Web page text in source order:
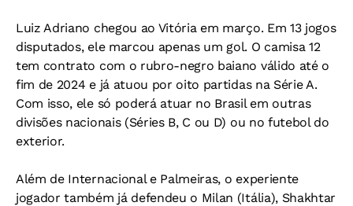
Luiz Adriano chegou ao Vitória em março. Em 13 jogos
disputados, ele marcou apenas um gol. O camisa 12
tem contrato com o rubro-negro baiano válido até o
fim de 2024 e já atuou por oito partidas na Série A.
Com isso, ele só poderá atuar no Brasil em outras
divisões nacionais (Séries B, C ou D) ou no futebol do
exterior.
Além de Internacional e Palmeiras, o experiente
jogador também já defendeu o Milan (Itália), Shakhtar